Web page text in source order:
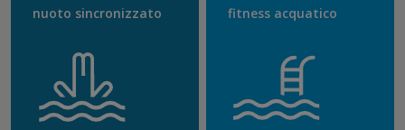
nuoto sincronizzato fitness acquatico